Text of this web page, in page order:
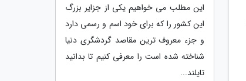
این مطلب می خواهیم یکی از جزایر بزرگ
این کشور را که برای خود اسم و رسمی دارد
و جزء معروف ترین مقاصد گردشگری دنیا
شناخته شده است را معرفی کنیم تا بدانید
تایلند...